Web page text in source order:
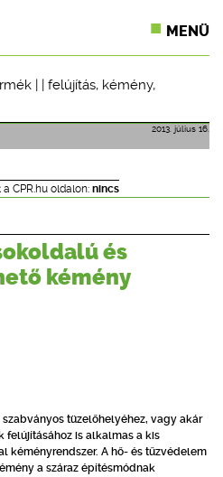
MENÜ
JOG
KÉPZÉSEK
SEGÉDLETEK
| | felújítás, kémény,
2013. július 16.
CPR.hu oldalon: nincs
és
kémény
tüzelőhelyéhez, vagy akár
is alkalmas a kis
kéményrendszer. A hő- és tűzvédelem
a száraz építésmódnak